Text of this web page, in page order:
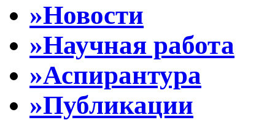
»Новости
»Научная работа
»Аспирантура
»Публикации